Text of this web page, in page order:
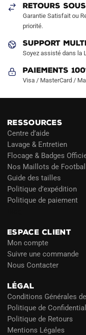
RETOURS
Garantie Satisfait ou
priorité.
SUPPORT
Soyez assisté dans la
Paiements
Visa / MasterCard /
RESSOURCES
Centre d’aide
Lavage & Entretien
Flocage & Badges
Nos Maillots de Football
Guide des tailles
Politique d’expédition
Politique de paiement
ESPACE CLIENT
Mon compte
Suivre une commande
Nous Contacter
LÉGAL
Conditions Générales
Politique de
Politique de Retours
Mentions Légales